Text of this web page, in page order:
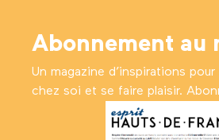
Abonnement au
Un magazine d’inspirations
chez soi et se faire plaisir.